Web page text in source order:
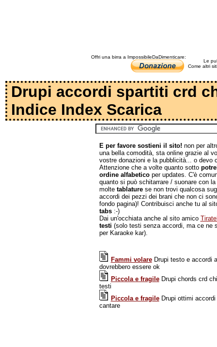
Offri una birra a ImpossibileDaDimenticare:
Le
Come altri
Drupi accordi spartiti crd
Indice Index Scarica
E per favore sostieni il sito! non per
una bella comodità, sta online grazie al
vostre donazioni e la pubblicità... o devo
Attenzione che a volte quanto sotto
ordine alfabeticoper updates. C'è
quanto si può schitarrare / suonare con
molte tablaturese non trovi qualcosa
accordi dei pezzi dei brani che non ci
fondo pagina)! Contribuisci anche tu al
tabs:-)
Dai un'occhiata anche al sito amico
testi (solo testi senza accordi, ma ce ne
per Karaoke kar).
Fammi volareDrupi testo e accordi
dovrebbero essere ok
Piccola e fragileDrupi chords crd
testi
Piccola e fragileDrupi ottimi
cantare